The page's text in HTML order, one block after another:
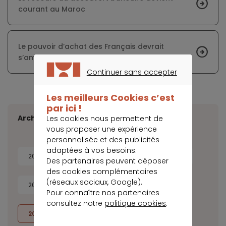
courant au Maroc
Le pouvoir d’achat des Français devrait
s’améliorer avec le budget 2019
Archives
2026
2022 2021 2020
2018
Continuer sans accepter
Les meilleurs Cookies c’est
par ici !
Les cookies nous permettent de
vous proposer une expérience
personnalisée et des publicités
adaptées à vos besoins.
Des partenaires peuvent déposer
des cookies complémentaires
(réseaux sociaux, Google).
Pour connaître nos partenaires
consultez notre politique cookies.